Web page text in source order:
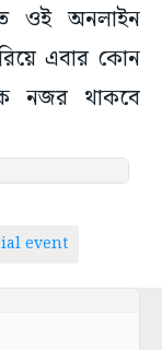
ওই অনলাইন
এবার কোন
নজর থাকবে
event